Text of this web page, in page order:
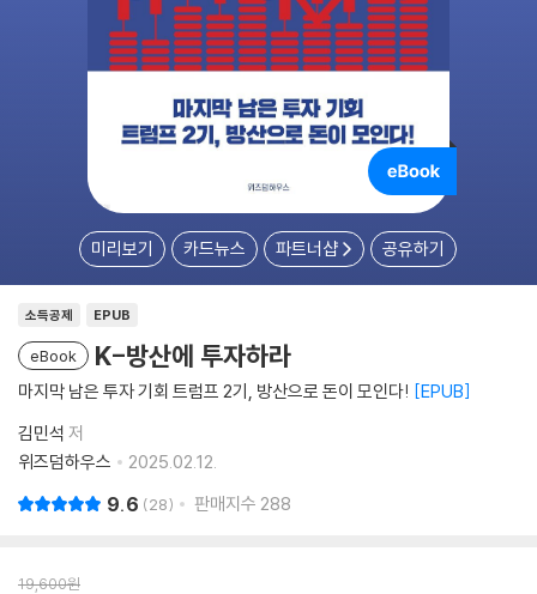
미리보기 카드뉴스 파트너샵 공유하기
소득공제 EPUB
eBook K-방산에 투자하라
마지막 남은 투자 기회 트럼프 2기, 방산으로 돈이 모인다! EPUB
김민석 저
위즈덤하우스
2025.02.12.
9.6 28 판매지수 288
19,600원